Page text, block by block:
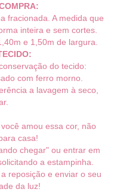
fracionada. A medida que
inteira e sem cortes.
e 1,50m de largura.
do tecido:
com ferro morno.
a lavagem à seco,
amou essa cor, não
casa!
chegar" ou entrar em
a estampinha.
reposição e enviar o seu
da luz!